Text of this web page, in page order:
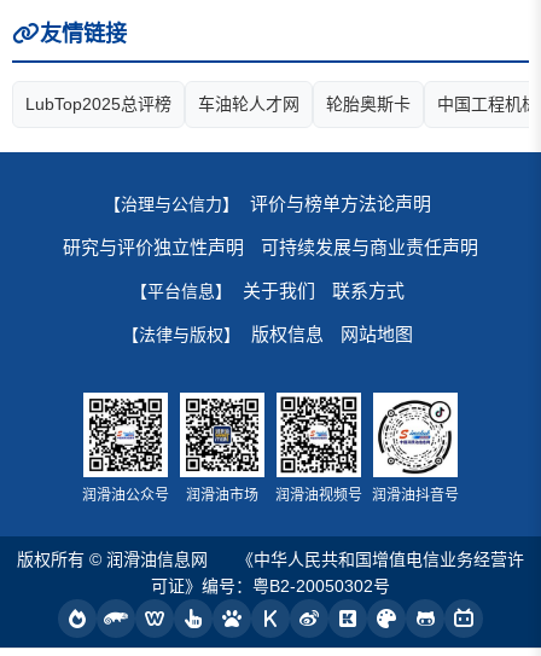
友情链接
LubTop2025总评榜 车油轮人才网 轮胎奥斯卡 中国工程机
【治理与公信力】 评价与榜单方法论声明
研究与评价独立性声明 可持续发展与商业责任声明
【平台信息】 关于我们 联系方式
【法律与版权】 版权信息 网站地图
润滑油公众号 润滑油市场 润滑油视频号 润滑油抖音号
版权所有 © 润滑油信息网
《中华人民共和国增值电信业务经营许
可证》编号：粤B2-20050302号